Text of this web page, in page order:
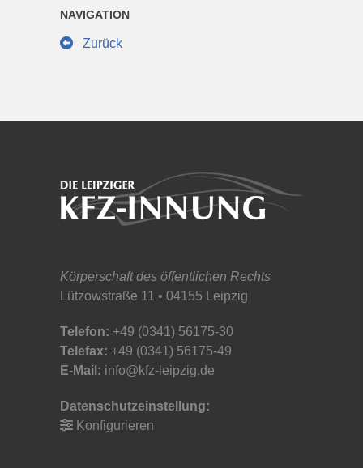
NAVIGATION
Zurück
Körperschaft des öffentlichen Rechts
Lützowstraße 11 • 04155 Leipzig
Telefon: +49 (0341) 56175-30
Telefax: +49 (0341) 56175-49
E-Mail: info@kfz-leipzig.de
Datenschutzeinstellung:
Konfigurieren